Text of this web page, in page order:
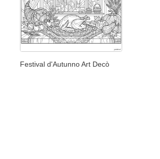
Festival d'Autunno Art Decò